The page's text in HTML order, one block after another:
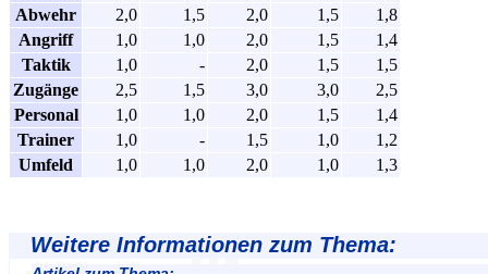
Abwehr
2,0 1,5 2,0 1,5
1,8
Angriff
1,0 1,0 2,0 1,5
1,4
Taktik
1,0 - 2,0 1,5
1,5
Zugänge
2,5 1,5 3,0 3,0
2,5
Personal
1,0 1,0 2,0 1,5
1,4
Trainer
1,0 - 1,5 1,0
1,2
Umfeld
1,0 1,0 2,0 1,0 1,3
Weitere Informationen zum Thema: